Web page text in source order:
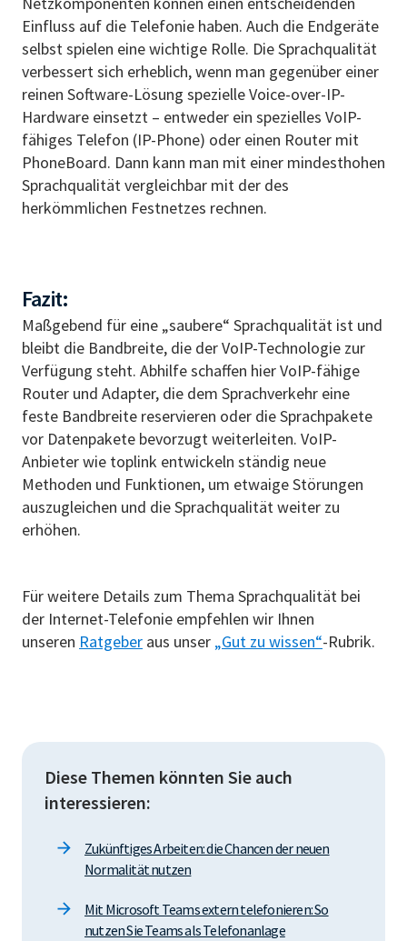
Einfluss auf die Telefonie haben. Auch die Endgeräte
selbst spielen eine wichtige Rolle. Die Sprachqualität
verbessert sich erheblich, wenn man gegenüber einer
reinen Software-Lösung spezielle Voice-over-IP-
Hardware einsetzt – entweder ein spezielles VoIP-
fähiges Telefon (IP-Phone) oder einen Router mit
PhoneBoard. Dann kann man mit einer mindesthohen
Sprachqualität vergleichbar mit der des
herkömmlichen Festnetzes rechnen.
Fazit:
Maßgebend für eine „saubere“ Sprachqualität ist und
bleibt die Bandbreite, die der VoIP-Technologie zur
Verfügung steht. Abhilfe schaffen hier VoIP-fähige
Router und Adapter, die dem Sprachverkehr eine
feste Bandbreite reservieren oder die Sprachpakete
vor Datenpakete bevorzugt weiterleiten. VoIP-
Anbieter wie toplink entwickeln ständig neue
Methoden und Funktionen, um etwaige Störungen
auszugleichen und die Sprachqualität weiter zu
erhöhen.
Für weitere Details zum Thema Sprachqualität bei
der Internet-Telefonie empfehlen wir Ihnen
unseren Ratgeber aus unser „Gut zu wissen“-Rubrik.
Diese Themen könnten Sie auch
interessieren:
Zukünftiges Arbeiten: die Chancen der neuen
Normalität nutzen
Mit Microsoft Teams extern telefonieren: So
nutzen Sie Teams als Telefonanlage